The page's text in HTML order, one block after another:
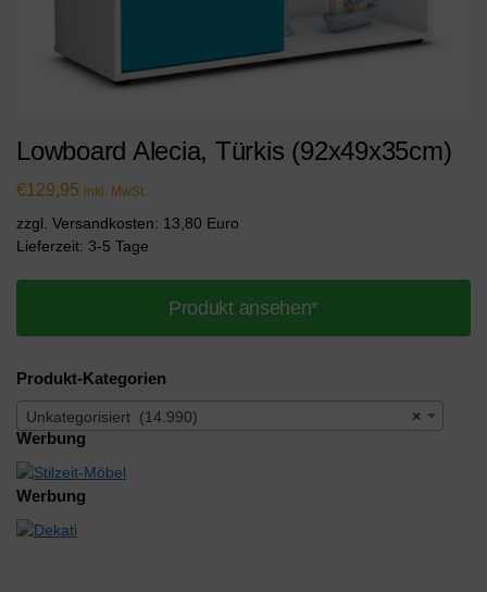
Lowboard Alecia, Türkis (92x49x35cm)
€129,95 inkl. MwSt.
zzgl. Versandkosten: 13,80 Euro
Lieferzeit: 3-5 Tage
Produkt ansehen*
Produkt-Kategorien
×
Unkategorisiert (14.990)
Werbung
Werbung